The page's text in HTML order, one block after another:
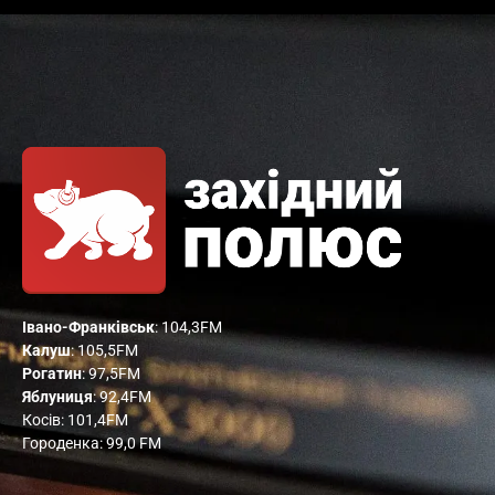
Івано-Франківськ: 104,3FM
Калуш: 105,5FM
Рогатин: 97,5FM
Яблуниця: 92,4FM
Косів: 101,4FM
Городенка: 99,0 FM